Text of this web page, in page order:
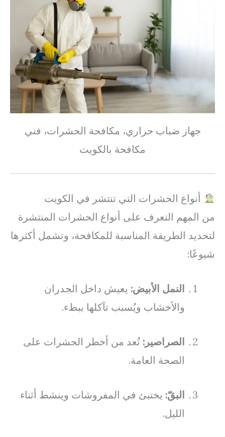
جهاز ضباب حراري، مكافحة الحشرات، فني
مكافحة بالكويت
أنواع الحشرات التي تنتشر في الكويت
من المهم التعرف على أنواع الحشرات المنتشرة
لتحديد الطريقة المناسبة للمكافحة، وتشمل أكثرها
شيوعًا:
النمل الأبيض: يعيش داخل الجدران
والأخشاب ويُسبب تآكلها ببطء.
الصراصير: تُعد من أخطر الحشرات على
الصحة العامة.
البقّ: يختبئ في المفروشات وينشط أثناء
الليل.